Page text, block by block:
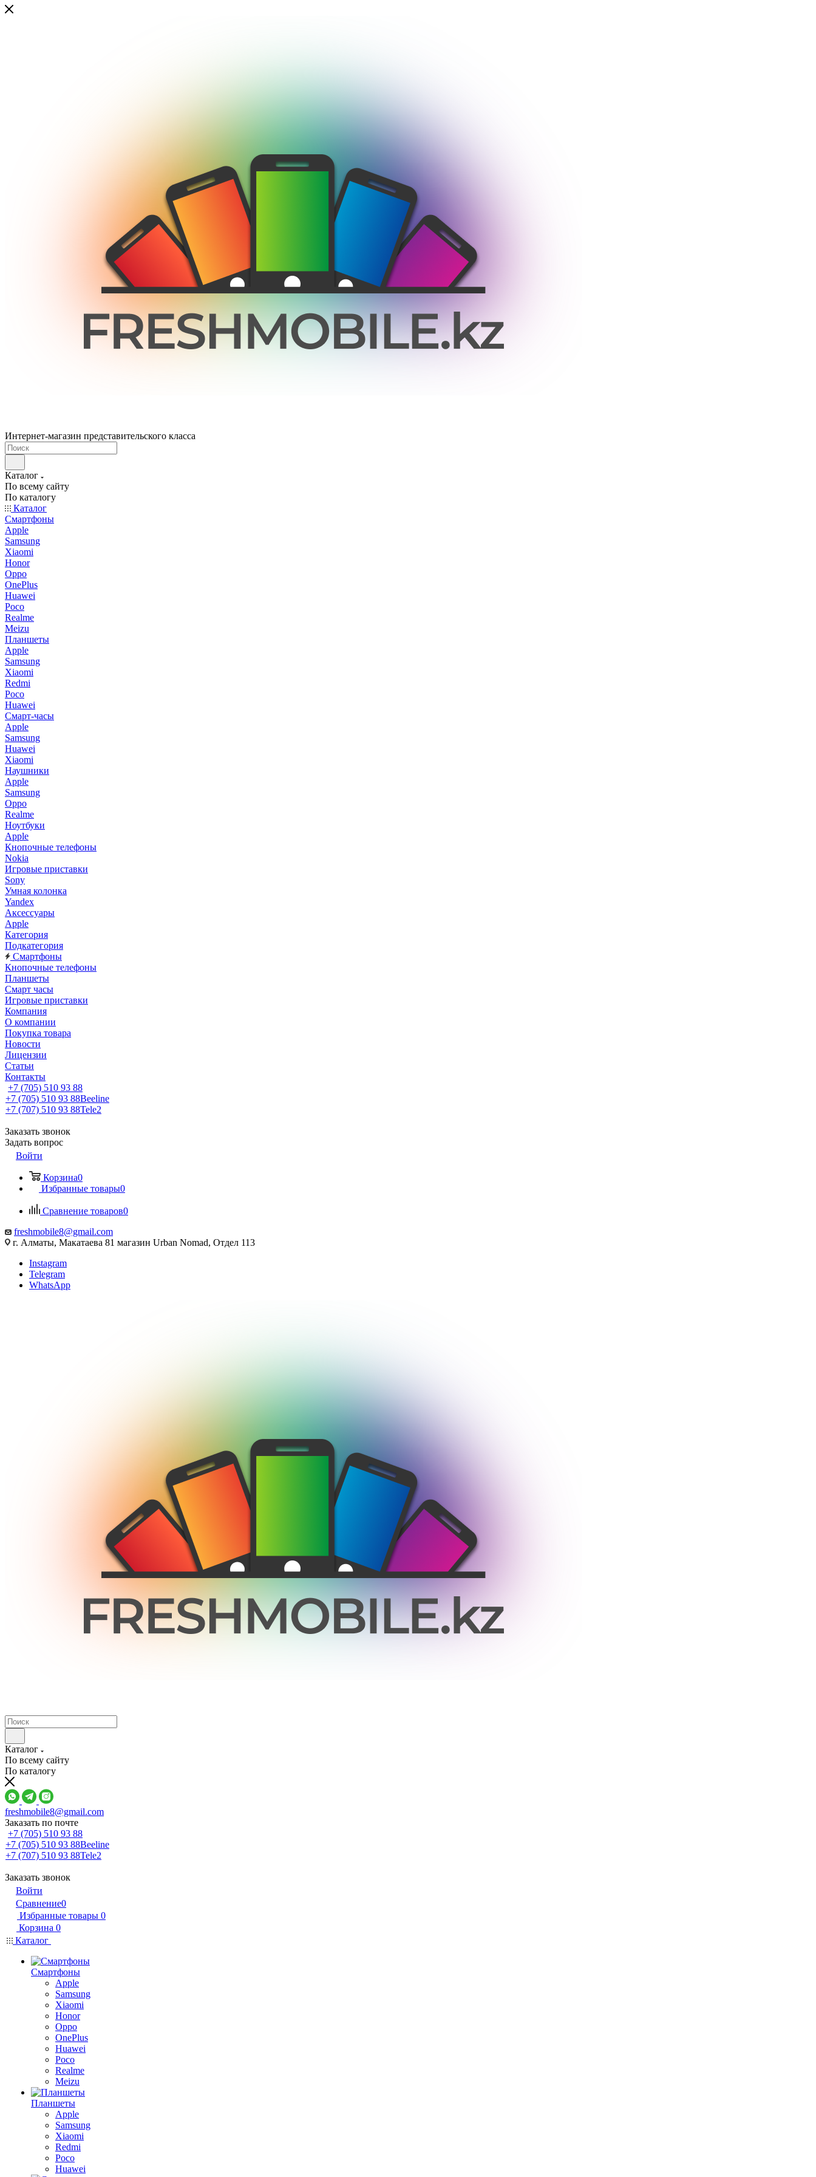
Интернет-магазин представительского класса
Каталог
По всему сайту
По каталогу
Каталог
Смартфоны
Apple
Samsung
Xiaomi
Honor
Oppo
OnePlus
Huawei
Poco
Realme
Meizu
Планшеты
Apple
Samsung
Xiaomi
Redmi
Poco
Huawei
Смарт-часы
Apple
Samsung
Huawei
Xiaomi
Наушники
Apple
Samsung
Oppo
Realme
Ноутбуки
Apple
Кнопочные телефоны
Nokia
Игровые приставки
Sony
Умная колонка
Yandex
Аксессуары
Apple
Категория
Подкатегория
Смартфоны
Кнопочные телефоны
Планшеты
Смарт часы
Игровые приставки
Компания
О компании
Покупка товара
Новости
Лицензии
Статьи
Контакты
+7 (705) 510 93 88
+7 (705) 510 93 88Beeline
+7 (707) 510 93 88Tele2
Заказать звонок
Задать вопрос
Войти
Корзина0
Избранные товары0
Сравнение товаров0
freshmobile8@gmail.com
г. Алматы, Макатаева 81 магазин Urban Nomad, Отдел 113
Instagram
Telegram
WhatsApp
Каталог
По всему сайту
По каталогу
freshmobile8@gmail.com
Заказать по почте
+7 (705) 510 93 88
+7 (705) 510 93 88Beeline
+7 (707) 510 93 88Tele2
Заказать звонок
Войти
Сравнение0
Избранные товары 0
Корзина 0
Каталог
Смартфоны
Apple
Samsung
Xiaomi
Honor
Oppo
OnePlus
Huawei
Poco
Realme
Meizu
Планшеты
Apple
Samsung
Xiaomi
Redmi
Poco
Huawei